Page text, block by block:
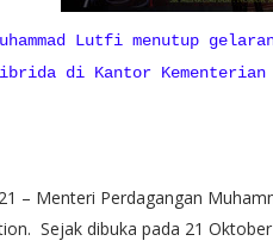
Lutfi menutup
di Kantor
– Menteri Perdagangan
Sejak dibuka pada 21